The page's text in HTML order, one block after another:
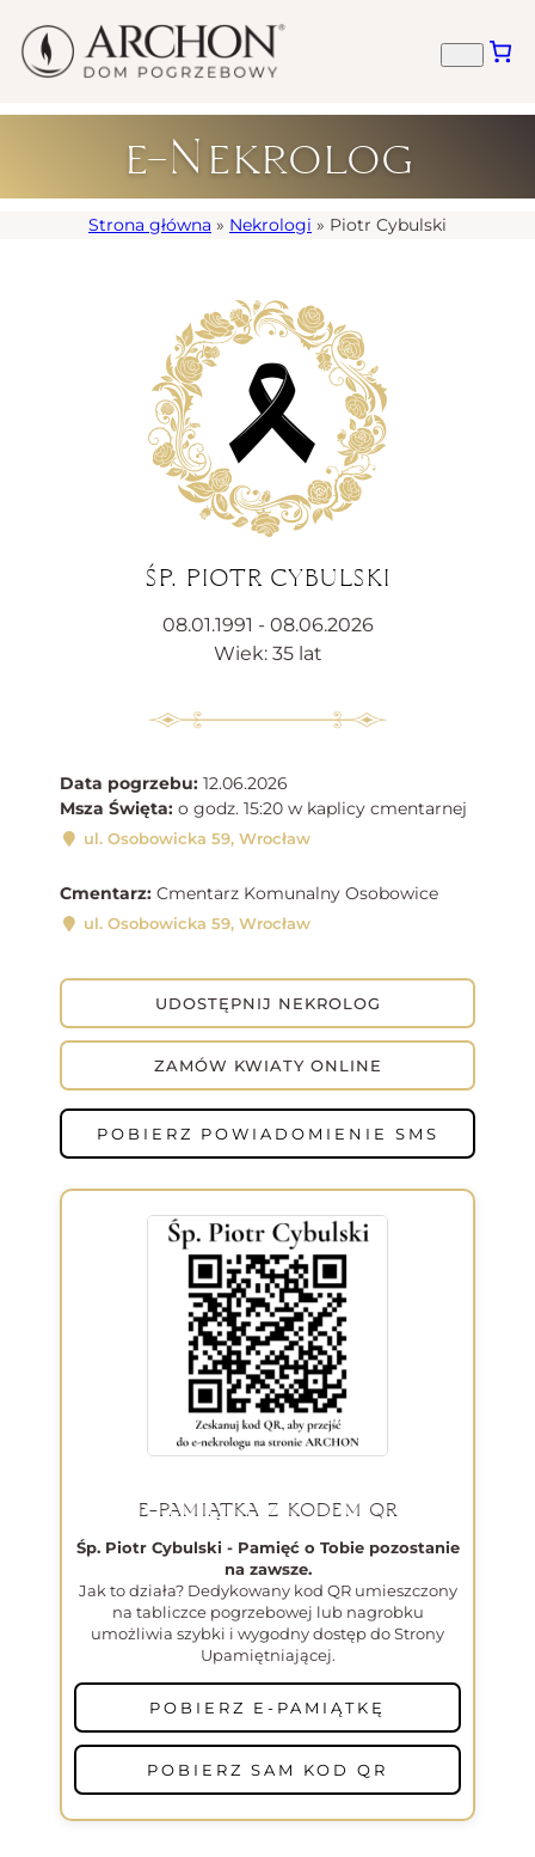
e-Nekrolog
Strona główna » Nekrologi » Piotr Cybulski
ŚP. PIOTR CYBULSKI
08.01.1991 - 08.06.2026
Wiek: 35 lat
Data pogrzebu: 12.06.2026
Msza Święta: o godz. 15:20 w kaplicy cmentarnej
ul. Osobowicka 59, Wrocław
Cmentarz: Cmentarz Komunalny Osobowice
ul. Osobowicka 59, Wrocław
UDOSTĘPNIJ NEKROLOG
ZAMÓW KWIATY ONLINE
POBIERZ POWIADOMIENIE SMS
E-PAMIĄTKA Z KODEM QR
Śp. Piotr Cybulski - Pamięć o Tobie pozostanie
na zawsze.
Jak to działa? Dedykowany kod QR umieszczony
na tabliczce pogrzebowej lub nagrobku
umożliwia szybki i wygodny dostęp do Strony
Upamiętniającej.
POBIERZ E-PAMIĄTKĘ
POBIERZ SAM KOD QR